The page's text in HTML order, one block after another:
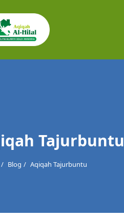
Tajurbuntu
Blog Aqiqah Tajurbuntu